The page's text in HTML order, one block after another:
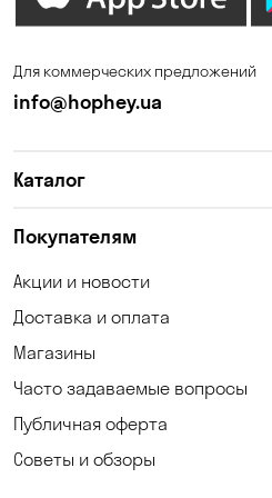
Елизаветовка
Калиновка
Киев
Княжичи
Котовка
Кременчуг
Кривуши
Для коммерческих предложений
info@hophey.ua
Каталог
Покупателям
Акции и новости
Доставка и оплата
Магазины
Часто задаваемые вопросы
Публичная оферта
Советы и обзоры